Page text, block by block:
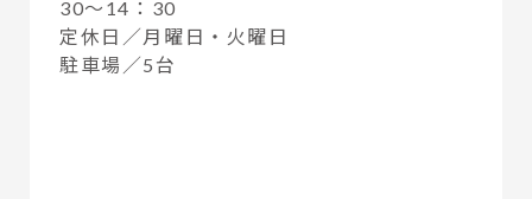
30〜14：30
定休日／月曜日・火曜日
駐車場／5台